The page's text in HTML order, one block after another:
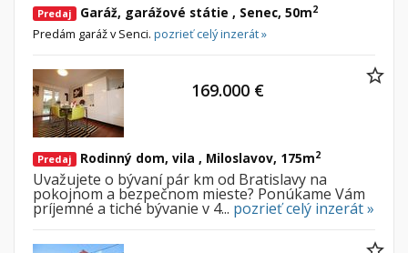
Predaj Garáž, garážové státie , Senec, 50m2
Predám garáž v Senci. pozrieť celý inzerát »
Predaj Rodinný dom, vila , Miloslavov, 175m2
Uvažujete o bývaní pár km od Bratislavy na
pokojnom a bezpečnom mieste? Ponúkame Vám
príjemné a tiché bývanie v 4... pozrieť celý inzerát »
169.000 €